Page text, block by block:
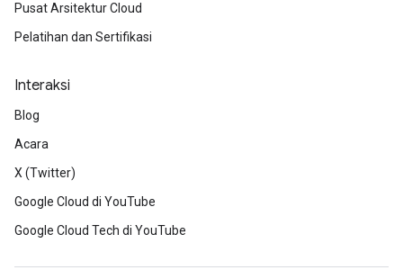
Pusat Arsitektur Cloud
Pelatihan dan Sertifikasi
Interaksi
Blog
Acara
X (Twitter)
Google Cloud di YouTube
Google Cloud Tech di YouTube